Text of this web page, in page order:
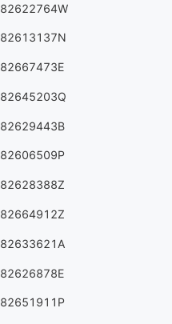
82622764W
82613137N
82667473E
82645203Q
82629443B
82606509P
82628388Z
82664912Z
82633621A
82626878E
82651911P